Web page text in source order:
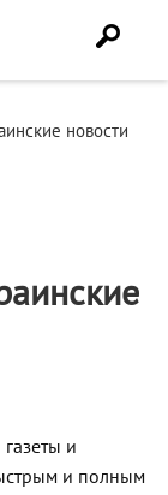
новости
и
и полным